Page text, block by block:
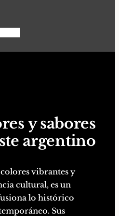
y sabores
argentino
colores vibrantes y
cultural, es un
lo histórico
Sus